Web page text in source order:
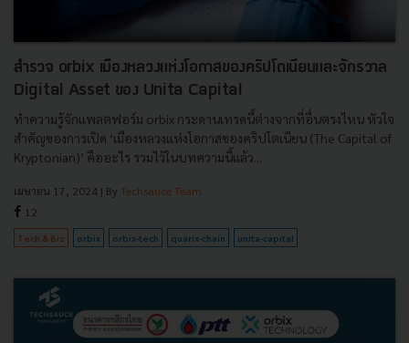
สำรวจ orbix เมืองหลวงแห่งโอกาสของคริปโตเนียนและจักรวาล
Digital Asset ของ Unita Capital
ทำความรู้จักแพลตฟอร์ม orbix กระดานเทรดนี้ต่างจากที่อื่นตรงไหน หัวใจ
สำคัญของการเปิด ‘เมืองหลวงแห่งโอกาสของคริปโตเนียน (The Capital of
Kryptonian)’ คืออะไร รวมไว้ในบทความนี้แล้ว...
เมษายน 17, 2024 | By Techsauce Team
12
Tech & Biz orbix orbix-tech quarix-chain unita-capital